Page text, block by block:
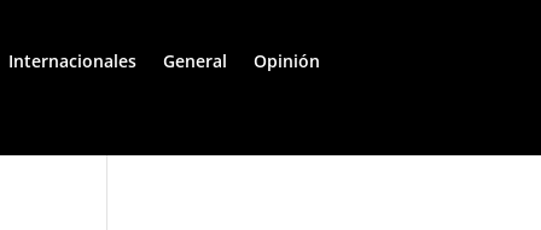
Internacionales General Opinión